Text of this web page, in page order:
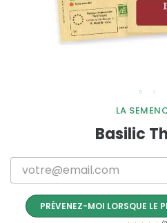
LA
Basilic
PRÉVENEZ-MOI LORSQUE LE